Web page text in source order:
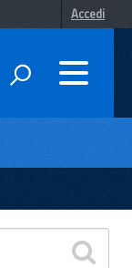
Accedi